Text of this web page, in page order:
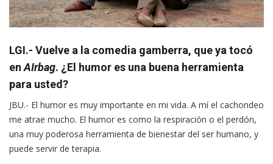
LGI.- Vuelve a la comedia gamberra, que ya tocó
enAIrbag. ¿El humor es una buena herramienta
para usted?
JBU.- El humor es muy importante en mi vida. A mí el cachondeo
me atrae mucho. El humor es como la respiración o el perdón,
una muy poderosa herramienta de bienestar del ser humano, y
puede servir de terapia.